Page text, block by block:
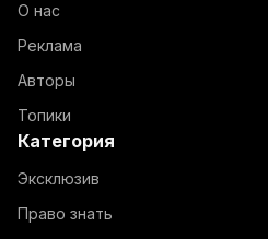
О нас
Реклама
Авторы
Топики
Категория
Эксклюзив
Право знать